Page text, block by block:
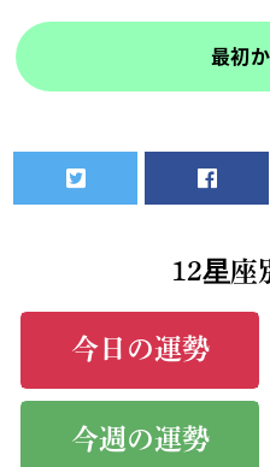
最初
12星座
今日の運勢
今週の運勢